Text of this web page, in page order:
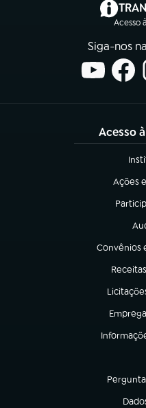
Acesso
Siga-nos
Acesso
Ações
(abre
(abre
Convênios
(abre em
(abre
(abre
(abre
(abre em
(abre